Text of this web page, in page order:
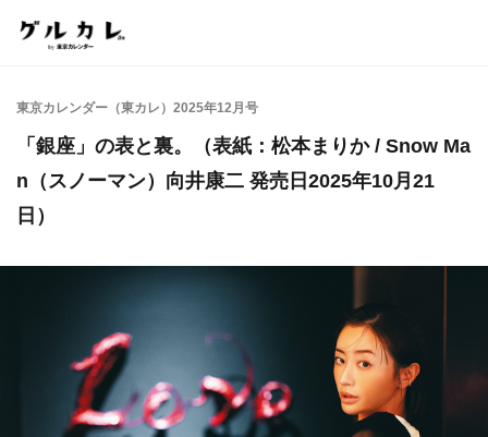
東京カレンダー（東カレ）2025年12月号
「銀座」の表と裏。（表紙：松本まりか / Snow Ma
n（スノーマン）向井康二 発売日2025年10月21
日）